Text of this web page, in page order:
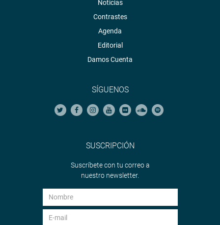
Noticias
Contrastes
Agenda
Editorial
Damos Cuenta
SÍGUENOS
SUSCRIPCIÓN
Suscríbete con tu correo a
nuestro newsletter.